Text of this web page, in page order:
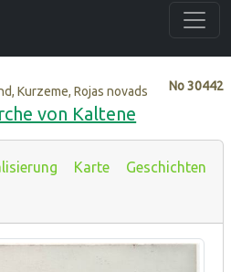
No30442
Kurzeme, Rojas novads
von Kaltene
Karte Geschichten